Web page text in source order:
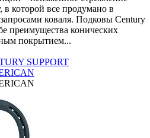
в которой все продумано в
коваля. Подковы Century
преимущества конических
покрытием...
SUPPORT